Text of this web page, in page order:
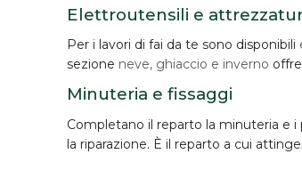
Elettroutensili e
Per i lavori di fai da te sono disponibili
sezione neve, ghiaccio e inverno
Minuteria e fissaggi
Completano il reparto la minuteria e
la riparazione. È il reparto a cui